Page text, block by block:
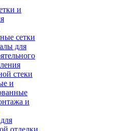
и
сетки
для
стеки
и
и
отделки